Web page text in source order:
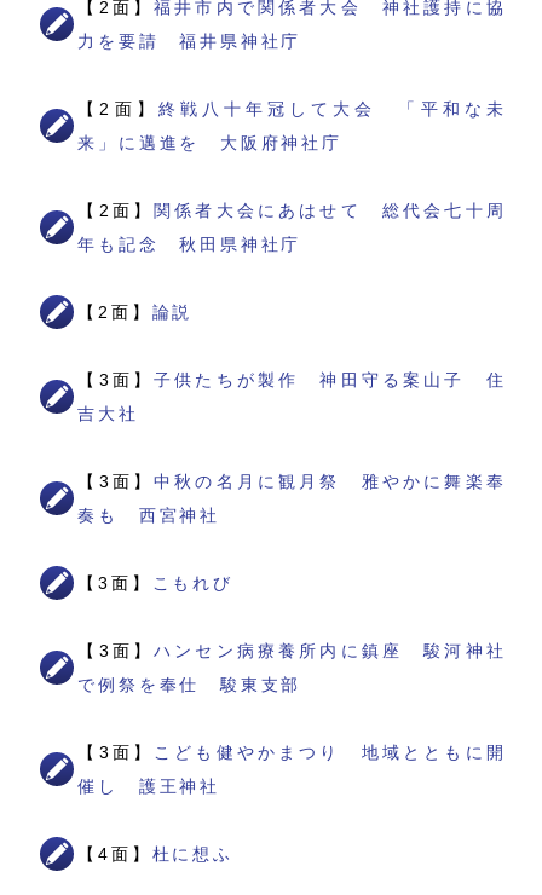
【2面】福井市内で関係者大会 神社護持に協
力を要請 福井県神社庁
【2面】 終戦八十年冠して大会 「平和な未
来」に邁進を 大阪府神社庁
【2面】 関係者大会にあはせて 総代会七十周
年も記念 秋田県神社庁
【2面】 論説
【3面】子供たちが製作 神田守る案山子 住
吉大社
【3面】中秋の名月に観月祭 雅やかに舞楽奉
奏も 西宮神社
【3面】 こもれび
【3面】ハンセン病療養所内に鎮座 駿河神社
で例祭を奉仕 駿東支部
【3面】
こども健やかまつり 地域とともに開
催し 護王神社
【4面】 杜に想ふ